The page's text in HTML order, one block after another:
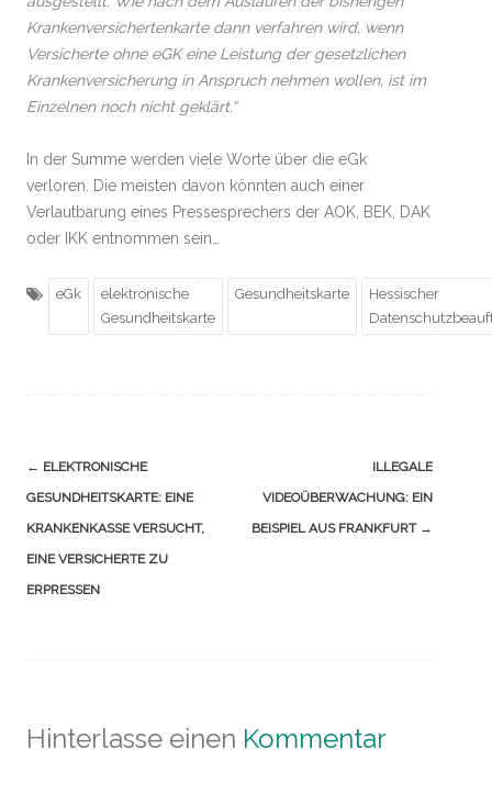
Krankenversichertenkarte dann verfahren wird, wenn
Versicherte ohne eGK eine Leistung der gesetzlichen
Krankenversicherung in Anspruch nehmen wollen, ist im
Einzelnen noch nicht geklärt.“
In der Summe werden viele Worte über die eGk
verloren. Die meisten davon könnten auch einer
Verlautbarung eines Pressesprechers der AOK, BEK, DAK
oder IKK entnommen sein…
eGk
elektronische
Gesundheitskarte
Gesundheitskarte
Hessischer
Navigation
(Beiträge)
← ELEKTRONISCHE
GESUNDHEITSKARTE: EINE
KRANKENKASSE VERSUCHT,
EINE VERSICHERTE ZU
ERPRESSEN
ILLEGALE
VIDEOÜBERWACHUNG: EIN
BEISPIEL AUS FRANKFURT →
Hinterlasse einen Kommentar